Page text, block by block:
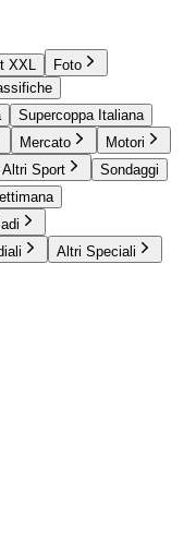
XXL
Foto
Supercoppa Italiana
Mercato
Motori
Altri Sport
Sondaggi
Altri Speciali